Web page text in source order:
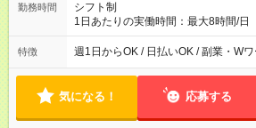
勤務時間
シフト制
1日あたりの実働時間：最大8時間/日
00 ※週1日～OK ／ 夜勤専従 ＊＊ 勤務時間例 ＊＊ ■22時か
ら翌7時 ■23時から翌8時 ■24時から翌9時 な
ます。 ※曜日固定（毎週同じ曜日で
特徴 週1日からOK / 日払いOK / 副業・W
気になる！ 応募する